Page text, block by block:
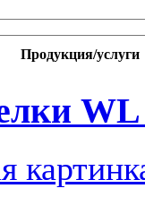
Продукция/услуги
WL